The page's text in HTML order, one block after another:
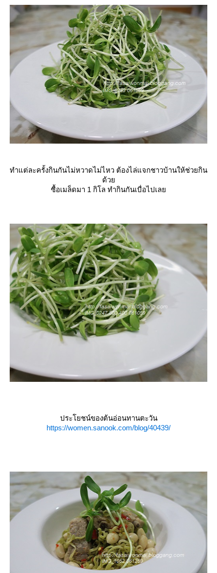
ทำแต่ละครั้งกินกันไม่หวาดไม่ไหว ต้องไล่แจกชาวบ้านให้ช่วยกิน
ด้ว
ซื้อเมล็ดมา 1 กิโล ทำกินกันเบื่อไปเล
ประโยชน์ของต้นอ่อนทานตะวัน
https://women.sanook.com/blog/40439/